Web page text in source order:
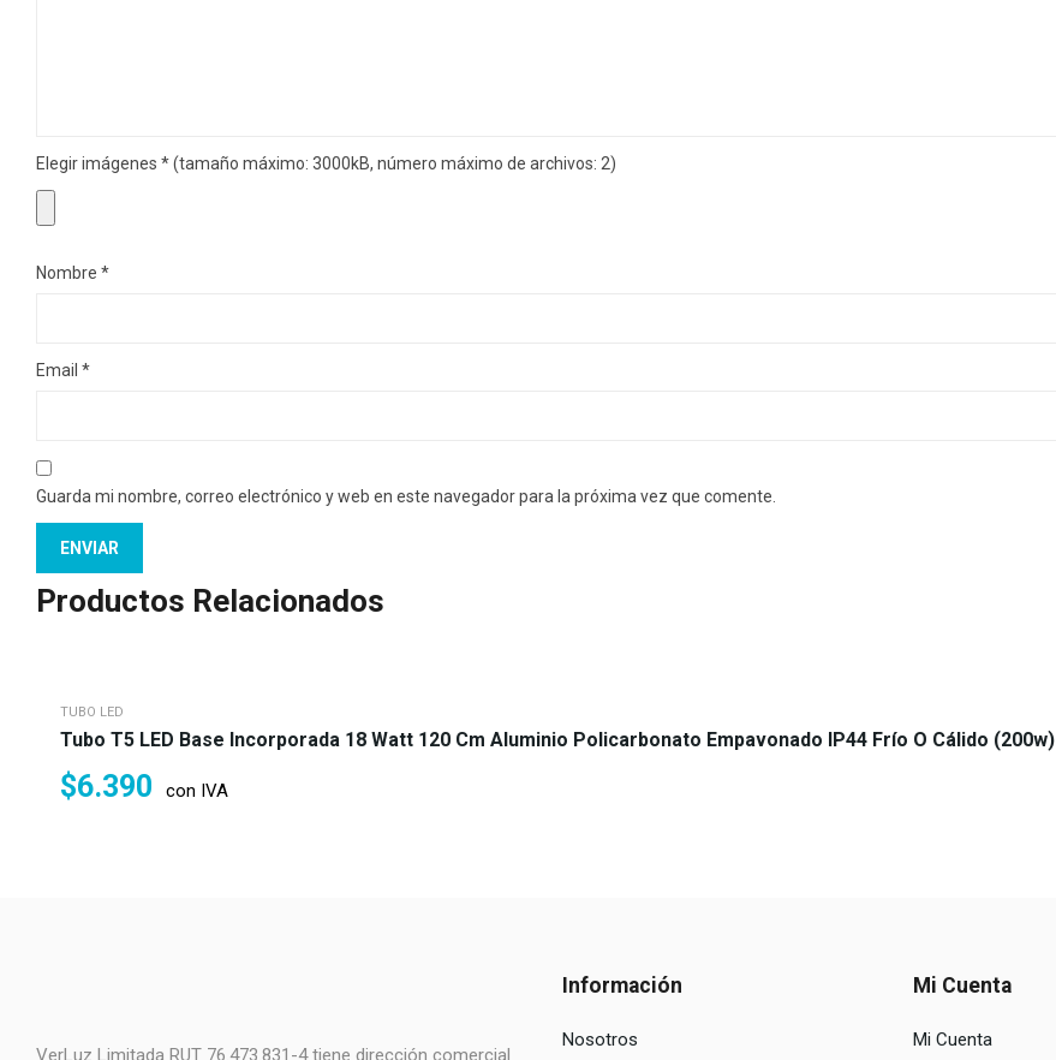
Elegir imágenes *(tamaño máximo: 3000kB, número máximo de archivos: 2)
Nombre *
Email *
Guarda mi nombre, correo electrónico y web en este navegador para la próxima vez que comente.
Productos Relacionados
TUBO LED
Tubo T5 LED Base Incorporada 18 Watt 120 Cm Aluminio Policarbonato Empavonado IP44 Frío O Cálido (200w)
$6.390 con IVA
VerLuz Limitada RUT 76.473.831-4 tiene dirección comercial
Información
Nosotros
Mi Cuenta
Mi Cuenta